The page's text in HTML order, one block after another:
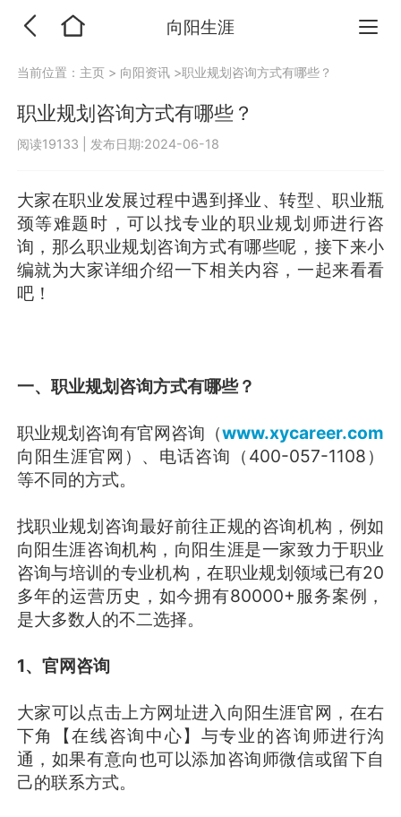
向阳生涯
当前位置： 主页 > 向阳资讯 >职业规划咨询方式有哪些？
职业规划咨询方式有哪些？
阅读19133 发布日期:2024-06-18
大家在职业发展过程中遇到择业、转型、职业瓶
颈等难题时，可以找专业的职业规划师进行咨
询，那么职业规划咨询方式有哪些呢，接下来小
编就为大家详细介绍一下相关内容，一起来看看
吧！
一、职业规划咨询方式有哪些？
职业规划咨询有官网咨询（www.xycareer.com
向阳生涯官网）、电话咨询（400-057-1108）
等不同的方式。
找职业规划咨询最好前往正规的咨询机构，例如
向阳生涯咨询机构，向阳生涯是一家致力于职业
咨询与培训的专业机构，在职业规划领域已有20
多年的运营历史，如今拥有80000+服务案例，
是大多数人的不二选择。
1、官网咨询
大家可以点击上方网址进入向阳生涯官网，在右
下角【在线咨询中心】与专业的咨询师进行沟
通，如果有意向也可以添加咨询师微信或留下自
己的联系方式。